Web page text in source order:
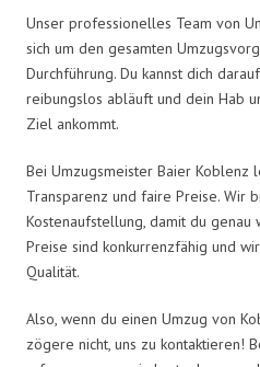
Unser professionelles Team von
sich um den gesamten
Durchführung. Du kannst dich
reibungslos abläuft und dein Hab
Ziel ankommt.
Bei Umzugsmeister Baier
Transparenz und faire Preise. Wir
Kostenaufstellung, damit du
Preise sind konkurrenzfähig und
Qualität.
Also, wenn du einen Umzug von
zögere nicht, uns zu kontaktieren!